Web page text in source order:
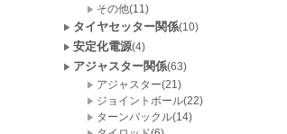
その他(11)
タイヤセッター関係(10)
安定化電源(4)
アジャスター関係(63)
アジャスター(21)
ジョイントボール(22)
ターンバックル(14)